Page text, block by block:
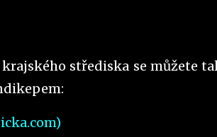
střediska se můžete